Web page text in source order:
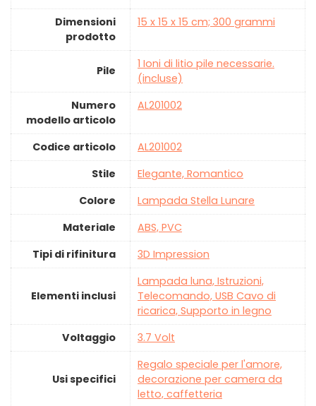
Dimensioni
prodotto
‎15 x 15 x 15 cm; 300 grammi
Pile
‎1 Ioni di litio pile necessarie.
(incluse)
Numero
modello articolo
‎AL201002
Codice articolo
‎AL201002
Stile
‎Elegante, Romantico
Colore
‎Lampada Stella Lunare
Materiale
‎ABS, PVC
Tipi di rifinitura
‎3D Impression
Elementi inclusi
‎Lampada luna, Istruzioni,
Telecomando, USB Cavo di
ricarica, Supporto in legno
Voltaggio
‎3.7 Volt
Usi specifici
‎Regalo speciale per l'amore,
decorazione per camera da
letto, caffetteria